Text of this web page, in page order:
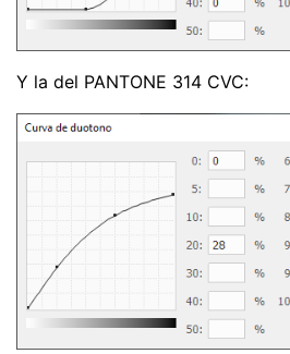
Y la del PANTONE 314 CVC: